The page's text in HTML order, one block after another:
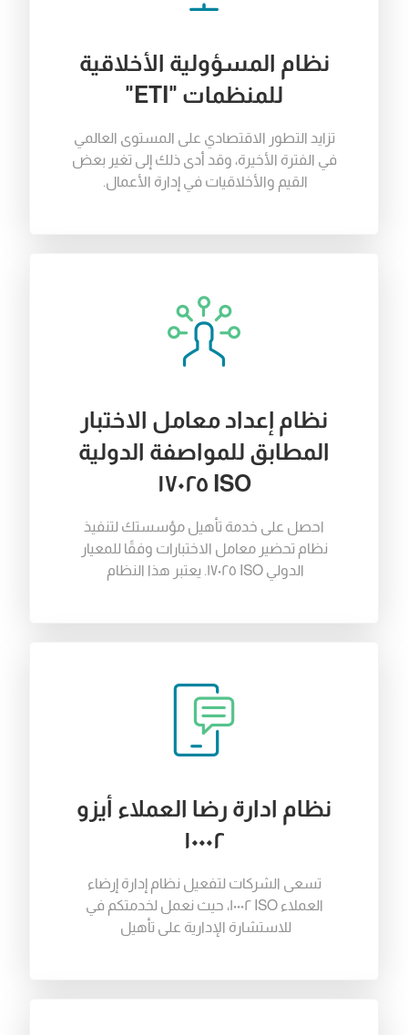
نظام المسؤولية الأخلاقية
للمنظمات "ETI"
تزايد التطور الاقتصادي على المستوى العالمي
في الفترة الأخيرة، وقد أدى ذلك إلى تغير بعض
القيم والأخلاقيات في إدارة الأعمال
نظام إعداد معامل الاختبار
المطابق للمواصفة الدولية
ISO ١٧٠٢٥
احصل على خدمة تأهيل مؤسستك لتنفيذ
نظام تحضير معامل الاختبارات وفقًا للمعيار
الدولي ISO ١٧٠٢٥ يعتبر هذا النظام
نظام ادارة رضا العملاء أيزو
١٠٠٠٢
تسعى الشركات لتفعيل نظام إدارة إرضاء
العملاء ISO ١٠٠٠٢ ، حيث نعمل لخدمتكم في
للاستشارة الإدارية على تأهيل